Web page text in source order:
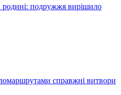
родині: подружжя вирішило
справжні витвори